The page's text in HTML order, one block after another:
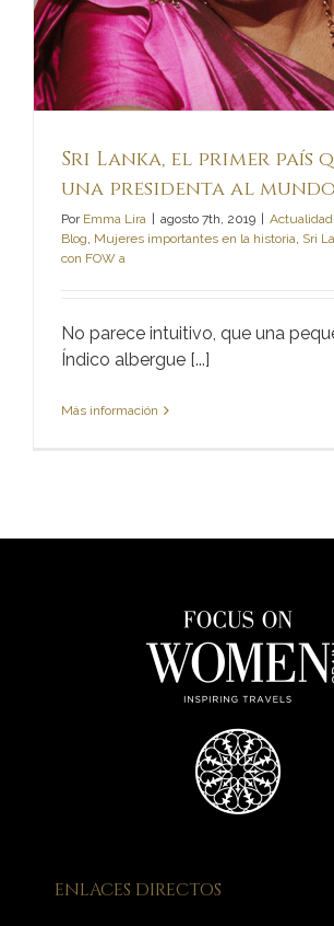
Sri Lanka, el primer país
una presidenta al mundo
Por Emma Lira | agosto 7th, 2019 |
Blog Mujeres importantes en la historia Sri
con FOW a
No parece intuitivo, que una
Índico albergue [...]
Más información
ENLACES DIRECTOS